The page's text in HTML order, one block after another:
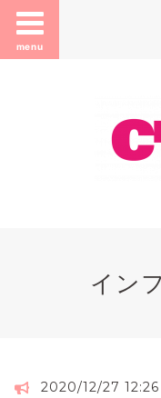
menu
イン
2020/12/27 12:26